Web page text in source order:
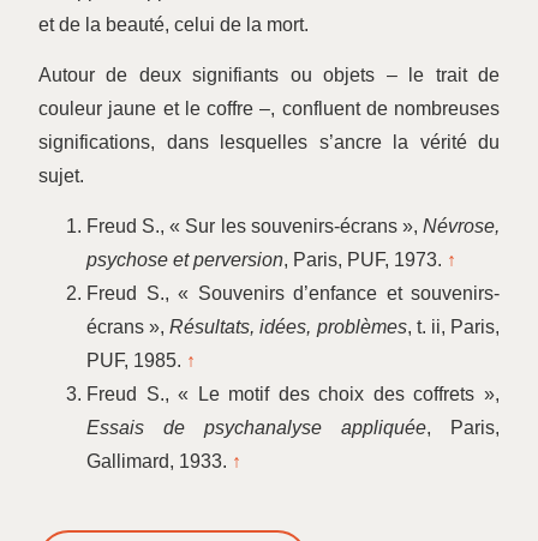
et de la beauté, celui de la mort.
Autour de deux signifiants ou objets – le trait de
couleur jaune et le coffre –, confluent de nombreuses
significations, dans lesquelles s’ancre la vérité du
sujet.
Freud S., « Sur les souvenirs-écrans », Névrose,
psychose et perversion, Paris, PUF, 1973. ↑
Freud S., « Souvenirs d’enfance et souvenirs-
écrans »,Résultats, idées, problèmes, t. ii, Paris,
PUF, 1985. ↑
Freud S., « Le motif des choix des coffrets »,
Essais de psychanalyse appliquée, Paris,
Gallimard, 1933. ↑